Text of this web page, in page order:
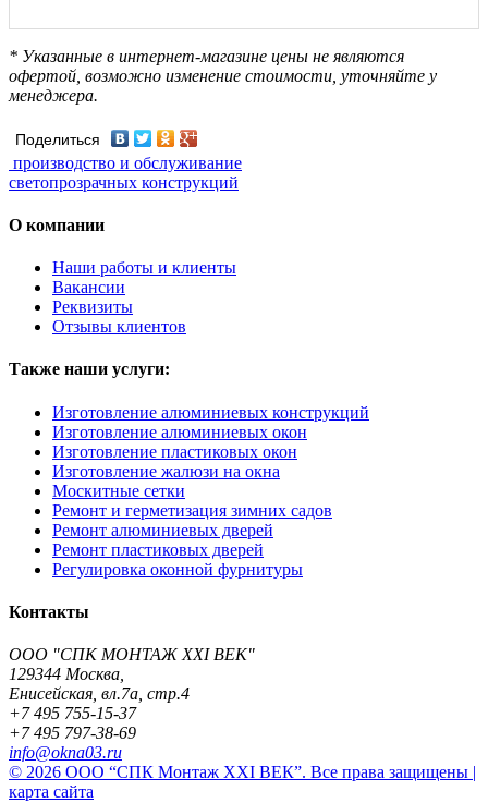
* Указанные в интернет-магазине цены не являются
офертой, возможно изменение стоимости, уточняйте у
менеджера.
Поделиться
производство и обслуживание
светопрозрачных конструкций
О компании
Наши работы и клиенты
Вакансии
Реквизиты
Отзывы клиентов
Также наши услуги:
Изготовление алюминиевых конструкций
Изготовление алюминиевых окон
Изготовление пластиковых окон
Изготовление жалюзи на окна
Москитные сетки
Ремонт и герметизация зимних садов
Ремонт алюминиевых дверей
Ремонт пластиковых дверей
Регулировка оконной фурнитуры
Контакты
ООО "СПК МОНТАЖ XXI ВЕК"
129344 Москва
Енисейская, вл.7а, стр.4
+7 495 755-15-37
+7 495 797-38-69
info@okna03.ru
© 2026 ООО “СПК Монтаж XXI ВЕК”. Все права защищены |
карта сайта